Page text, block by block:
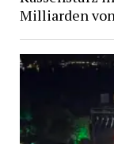
Milliarden